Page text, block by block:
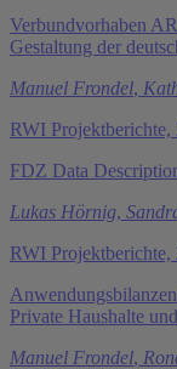
Verbundvorhaben
Gestaltung der
Manuel Frondel,
RWI Projektberichte,
FDZ Data
Lukas Hörnig,
RWI Projektberichte,
Private Haushalte
Manuel Frondel,